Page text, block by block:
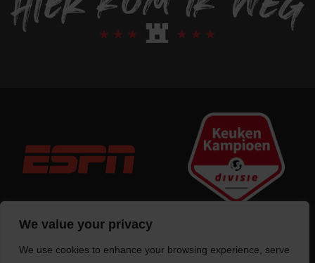
We value your privacy
We use cookies to enhance your browsing experience, serve